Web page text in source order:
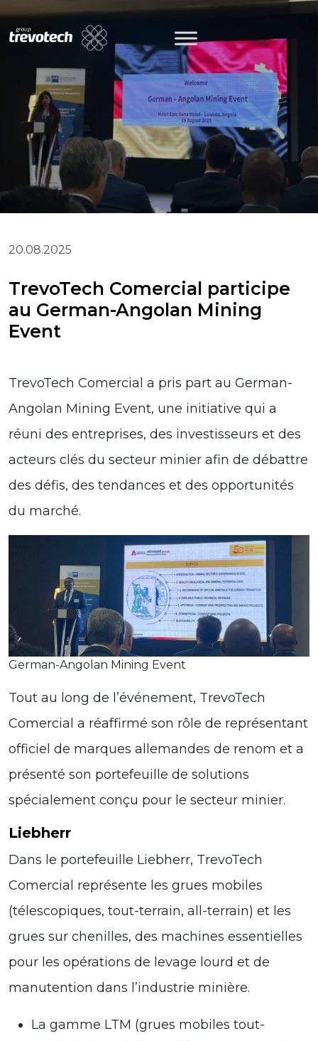
content
20.08.2025
TrevoTech Comercial participe
au German-Angolan Mining
Event
TrevoTech Comercial a pris part au German-
Angolan Mining Event, une initiative qui a
réuni des entreprises, des investisseurs et des
acteurs clés du secteur minier afin de débattre
des défis, des tendances et des opportunités
du marché.
German-Angolan Mining Event
Tout au long de l’événement, TrevoTech
Comercial a réaffirmé son rôle de représentant
officiel de marques allemandes de renom et a
présenté son portefeuille de solutions
spécialement conçu pour le secteur minier.
Liebherr
Dans le portefeuille Liebherr, TrevoTech
Comercial représente les grues mobiles
(télescopiques, tout-terrain, all-terrain) et les
grues sur chenilles, des machines essentielles
pour les opérations de levage lourd et de
manutention dans l’industrie minière.
La gamme LTM (grues mobiles tout-